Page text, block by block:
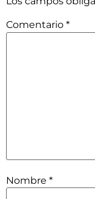
Comentario *
Nombre *